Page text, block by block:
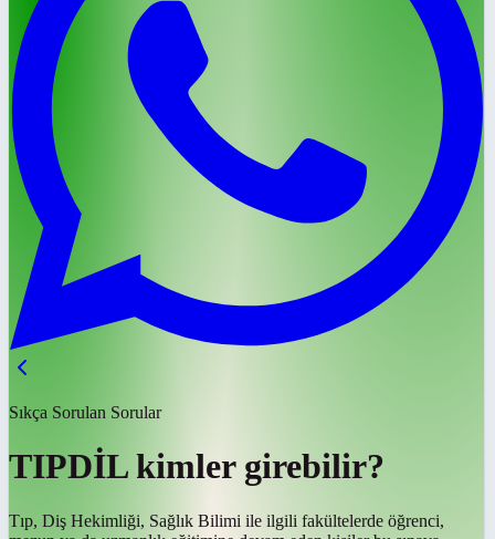
Sıkça Sorulan Sorular
TIPDİL kimler girebilir?
Tıp, Diş Hekimliği, Sağlık Bilimi ile ilgili fakültelerde öğrenci,